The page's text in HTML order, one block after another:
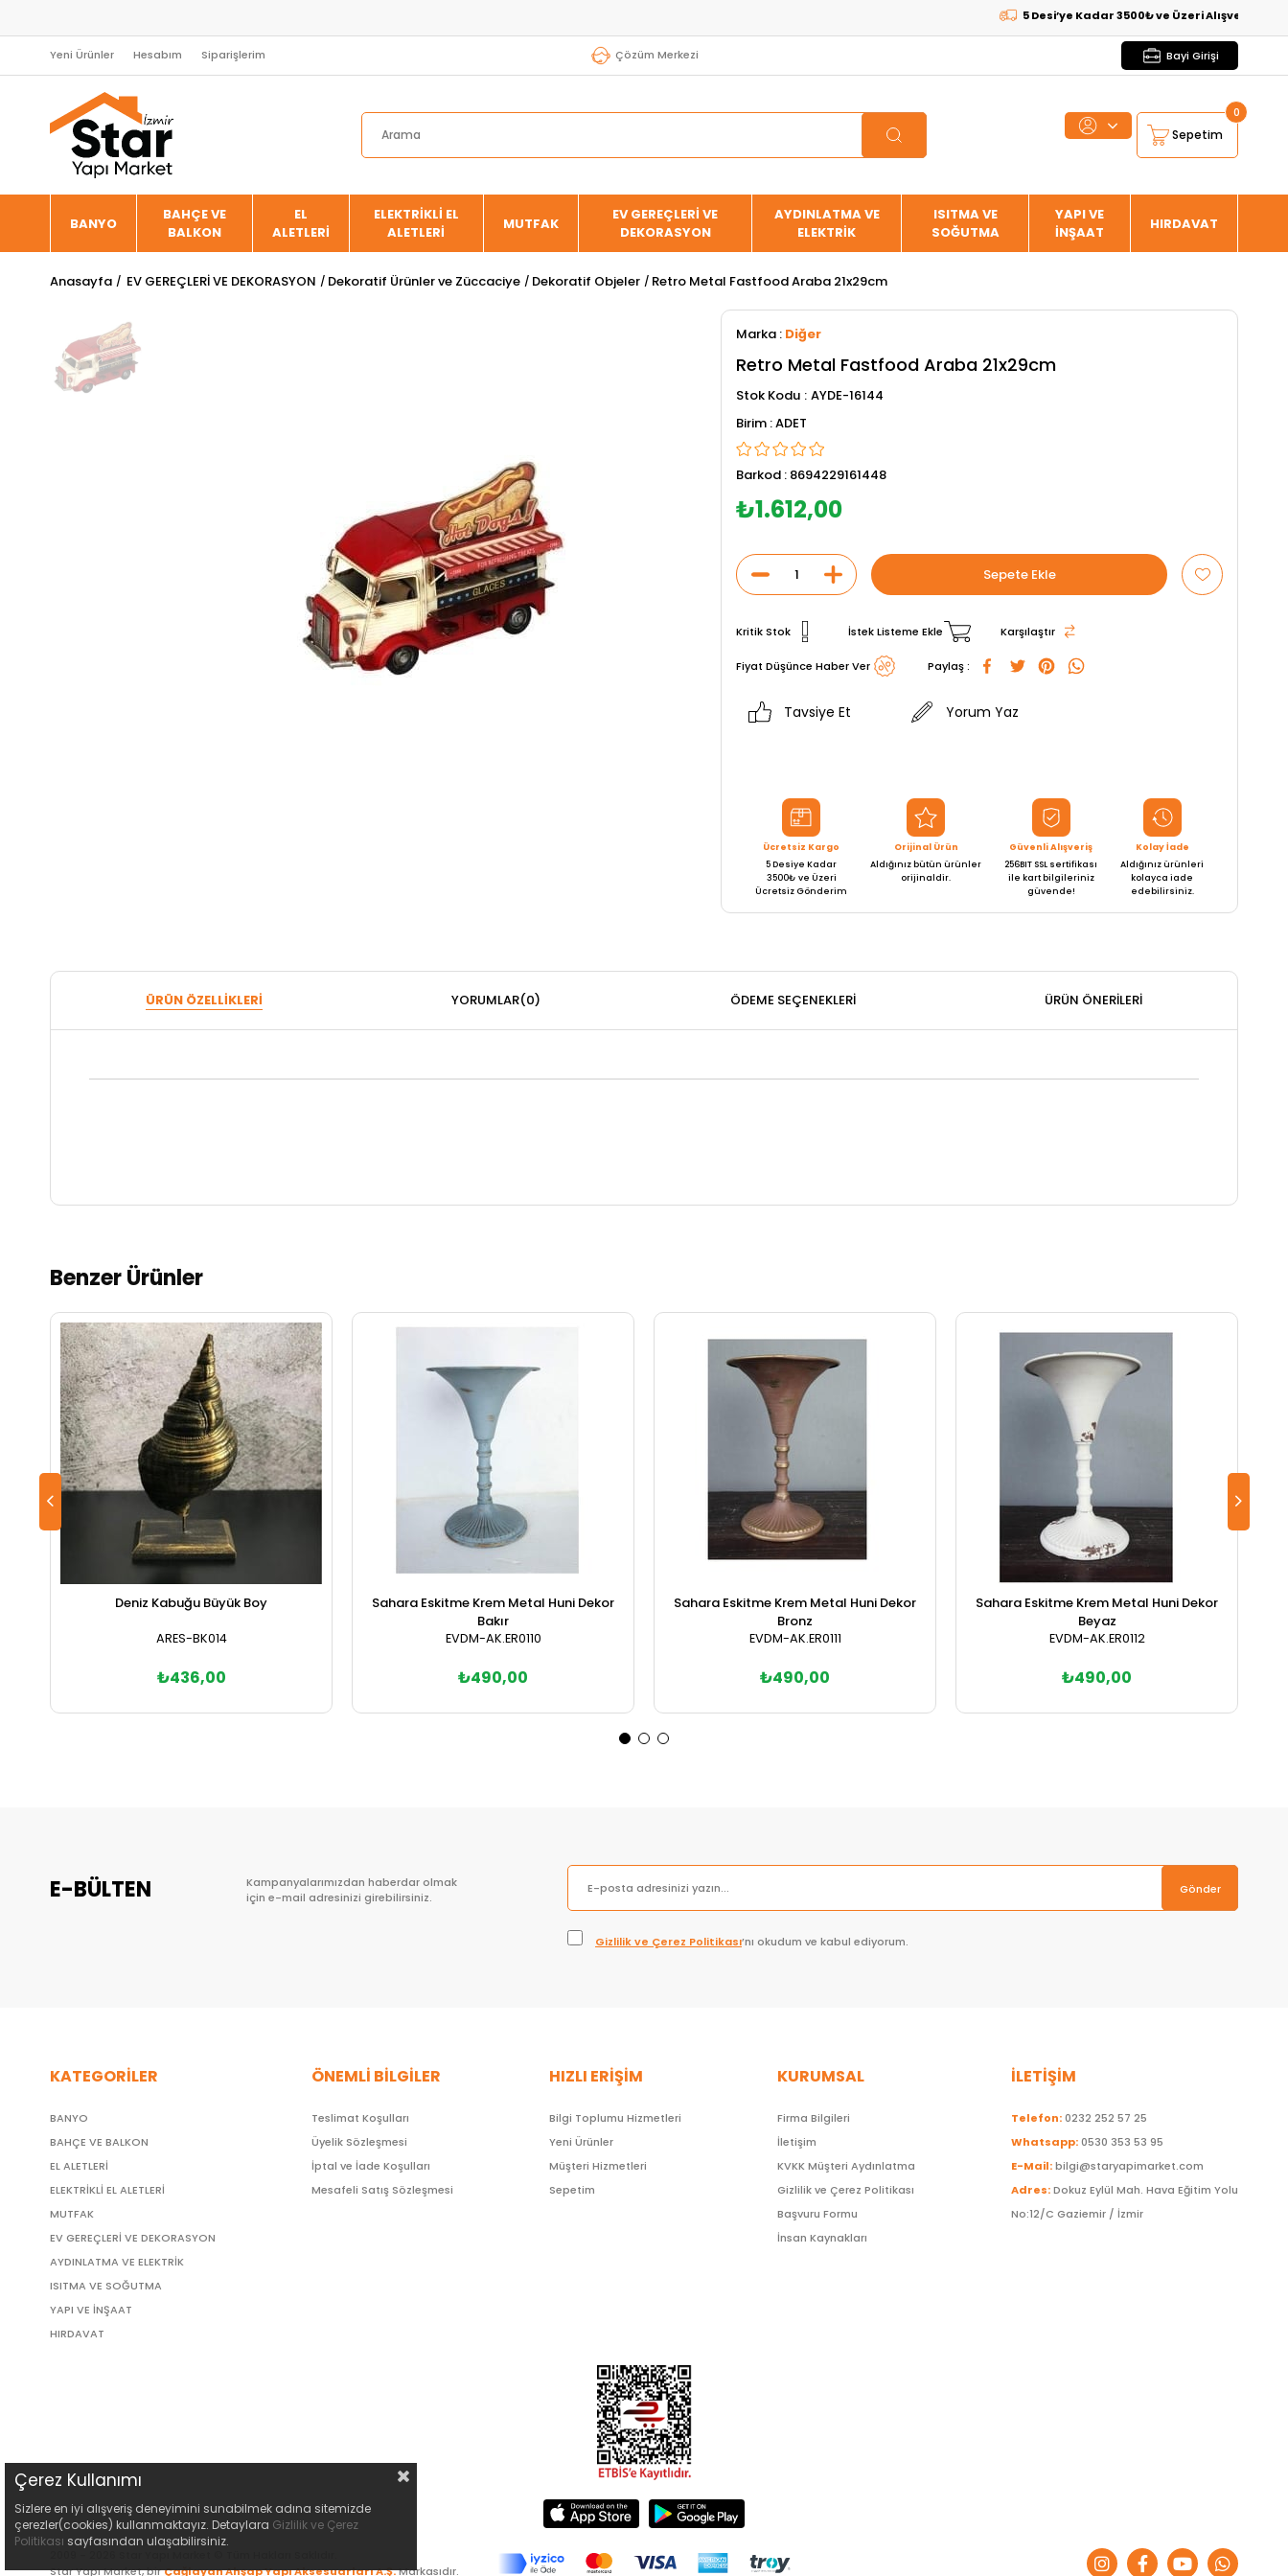
5 Desi’ye Kadar 3500₺ ve Üzeri Alışverişlerde
Yeni Ürünler Hesabım Siparişlerim Çözüm Merkezi Bayi Girişi
Sepetim
0
BANYO
BAHÇE VE
BALKON
EL
ALETLERİ
ELEKTRİKLİ EL
ALETLERİ
MUTFAK
EV GEREÇLERİ VE
DEKORASYON
AYDINLATMA VE
ELEKTRİK
ISITMA VE
SOĞUTMA
YAPI VE
İNŞAAT
HIRDAVAT
Anasayfa EV GEREÇLERİ VE DEKORASYON Dekoratif Ürünler ve Züccaciye Dekoratif Objeler Retro Metal Fastfood Araba 21x29cm
Marka : Diğer
Retro Metal Fastfood Araba 21x29cm
Stok Kodu AYDE-16144
ADET
Barkod : 8694229161448
₺1.612,00
Kritik Stok İstek Listeme Ekle Karşılaştır
Fiyat Düşünce Haber Ver Paylaş :
Tavsiye Et Yorum Yaz
Ücretsiz Kargo
5 Desiye Kadar
3500₺ ve Üzeri
Ücretsiz Gönderim
Orijinal Ürün
Aldığınız bütün ürünler
orijinaldir.
Güvenli Alışveriş
256BIT SSL sertifikası
ile kart bilgileriniz
güvende!
Kolay İade
Aldığınız ürünleri
kolayca iade
edebilirsiniz.
ÜRÜN ÖZELLIKLERI YORUMLAR(0) ÖDEME SEÇENEKLERI ÜRÜN ÖNERILERI
Benzer Ürünler
Deniz Kabuğu Büyük Boy
ARES-BK014
₺436,00
Sahara Eskitme Krem Metal Huni Dekor
Bakır
EVDM-AK.ER0110
₺490,00
Sahara Eskitme Krem Metal Huni Dekor
Bronz
EVDM-AK.ER0111
₺490,00
Sahara Eskitme Krem Metal Huni Dekor
Beyaz
EVDM-AK.ER0112
₺490,00
E-BÜLTEN
Kampanyalarımızdan haberdar olmak
için e-mail adresinizi girebilirsiniz.
Gönder
Gizlilik ve Çerez Politikası’nı okudum ve kabul ediyorum.
KATEGORİLER
BANYO
BAHÇE VE BALKON
EL ALETLERİ
ELEKTRİKLİ EL ALETLERİ
MUTFAK
EV GEREÇLERİ VE DEKORASYON
AYDINLATMA VE ELEKTRİK
ISITMA VE SOĞUTMA
YAPI VE İNŞAAT
HIRDAVAT
ÖNEMLİ BİLGİLER
Teslimat Koşulları
Üyelik Sözleşmesi
İptal ve İade Koşulları
Mesafeli Satış Sözleşmesi
HIZLI ERİŞİM
Bilgi Toplumu Hizmetleri
Yeni Ürünler
Müşteri Hizmetleri
Sepetim
KURUMSAL
Firma Bilgileri
İletişim
KVKK Müşteri Aydınlatma
Gizlilik ve Çerez Politikası
Başvuru Formu
İnsan Kaynakları
İLETİŞİM
Telefon:0232 252 57 25
Whatsapp:0530 353 53 95
E-Mail:bilgi@staryapimarket.com
Adres:Dokuz Eylül Mah. Hava Eğitim Yolu
No:12/C Gaziemir / İzmir
Star Yapı Market, birÇağlayan Ahşap Yapı Aksesuarları A.Ş.Markasıdır.
Çerez Kullanımı
Sizlere en iyi alışveriş deneyimini sunabilmek adına sitemizde
çerezler(cookies) kullanmaktayız. Detaylara Gizlilik ve Çerez
Politikası sayfasından ulaşabilirsiniz.